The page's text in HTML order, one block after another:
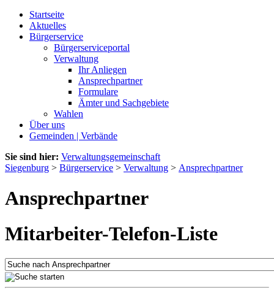
Startseite
Aktuelles
Bürgerservice
Bürgerserviceportal
Verwaltung
Ihr Anliegen
Ansprechpartner
Formulare
Ämter und Sachgebiete
Wahlen
Über uns
Gemeinden | Verbände
Sie sind hier: Verwaltungsgemeinschaft
Siegenburg > Bürgerservice > Verwaltung > Ansprechpartner
Ansprechpartner
Mitarbeiter-Telefon-Liste